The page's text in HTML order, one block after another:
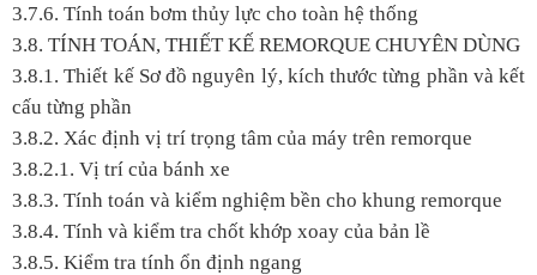
3.7.6. Tính toán bơm thủy lực cho toàn hệ thống
3.8. TÍNH TOÁN, THIẾT KẾ REMORQUE CHUYÊN DÙNG
3.8.1. Thiết kế Sơ đồ nguyên lý, kích thước từng phần và kết
cấu từng phần
3.8.2. Xác định vị trí trọng tâm của máy trên remorque
3.8.2.1. Vị trí của bánh xe
3.8.3. Tính toán và kiểm nghiệm bền cho khung remorque
3.8.4. Tính và kiểm tra chốt khớp xoay của bản lề
3.8.5. Kiểm tra tính ổn định ngang